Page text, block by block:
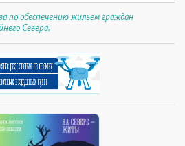
по обеспечению жильем граждан
Севера.